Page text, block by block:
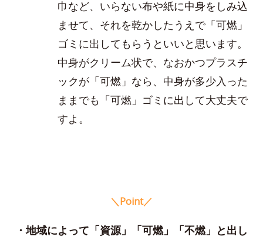
巾など、いらない布や紙に中身をしみ込
ませて、それを乾かしたうえで「可燃」
ゴミに出してもらうといいと思います。
中身がクリーム状で、なおかつプラスチ
ックが「可燃」なら、中身が多少入った
ままでも「可燃」ゴミに出して大丈夫で
すよ。
＼Point／
・地域によって「資源」「可燃」「不燃」と出し